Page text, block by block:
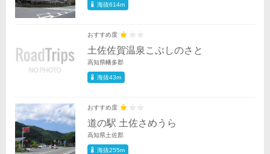
海抜614m
おすすめ度
土佐佐賀温泉こぶしのさと
高知県幡多郡
海抜43m
おすすめ度
道の駅 土佐さめうら
高知県土佐郡
海抜255m